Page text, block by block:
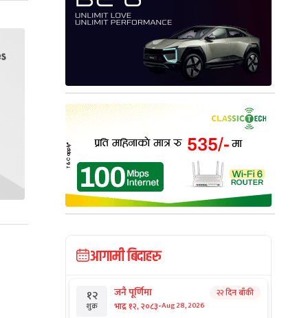
आगामी बिदाहरु
१२
शुक्र
जनै पूर्णिमा
भाद्र १२, २०८३-Aug 28, 2026
२२ दिन बाँकी